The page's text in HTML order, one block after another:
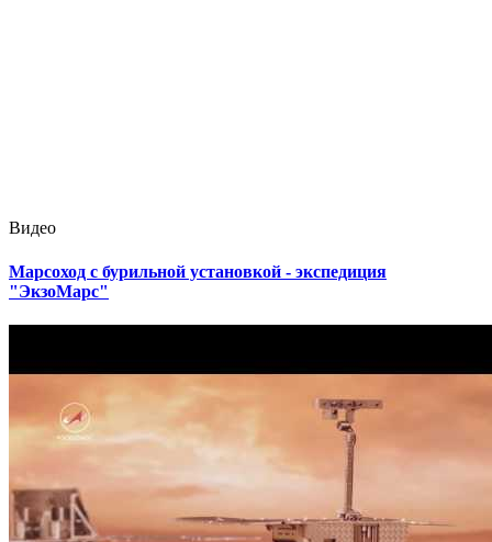
Видео
Марсоход с бурильной установкой - экспедиция
"ЭкзоМарс"